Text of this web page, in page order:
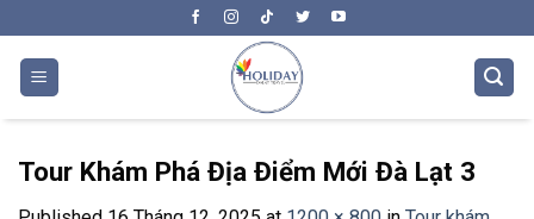
to
content
Tour Khám Phá Địa Điểm Mới Đà Lạt 3